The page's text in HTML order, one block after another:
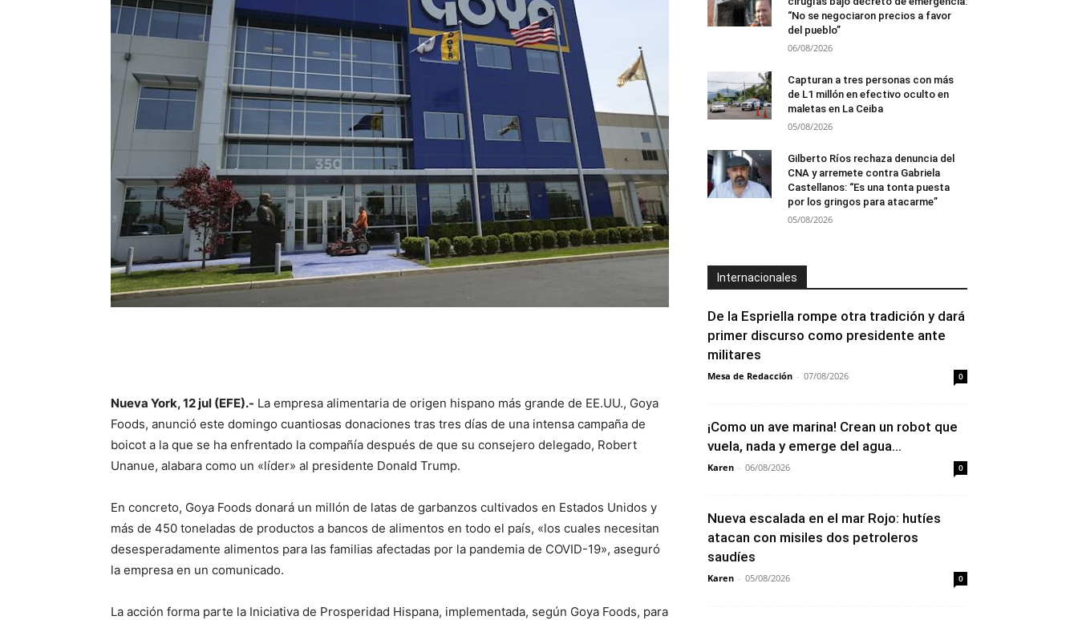
Nueva York, 12 jul (EFE).- La empresa alimentaria de origen hispano más grande de EE.UU., Goya
Foods, anunció este domingo cuantiosas donaciones tras tres días de una intensa campaña de
boicot a la que se ha enfrentado la compañía después de que su consejero delegado, Robert
Unanue, alabara como un «líder» al presidente Donald Trump.
En concreto, Goya Foods donará un millón de latas de garbanzos cultivados en Estados Unidos y
más de 450 toneladas de productos a bancos de alimentos en todo el país, «los cuales necesitan
desesperadamente alimentos para las familias afectadas por la pandemia de COVID-19», aseguró
la empresa en un comunicado.
La acción forma parte la Iniciativa de Prosperidad Hispana, implementada, según Goya Foods, para
“No se negociaron precios a favor
del pueblo”
06/08/2026
Capturan a tres personas con más
de L1 millón en efectivo oculto en
maletas en La Ceiba
05/08/2026
Gilberto Ríos rechaza denuncia del
CNA y arremete contra Gabriela
Castellanos: “Es una tonta puesta
por los gringos para atacarme”
05/08/2026
Internacionales
De la Espriella rompe otra tradición y dará
primer discurso como presidente ante
militares
Mesa de Redacción - 07/08/2026 0
¡Como un ave marina! Crean un robot que
vuela, nada y emerge del agua...
Karen - 06/08/2026 0
Nueva escalada en el mar Rojo: hutíes
atacan con misiles dos petroleros
saudíes
Karen - 05/08/2026 0